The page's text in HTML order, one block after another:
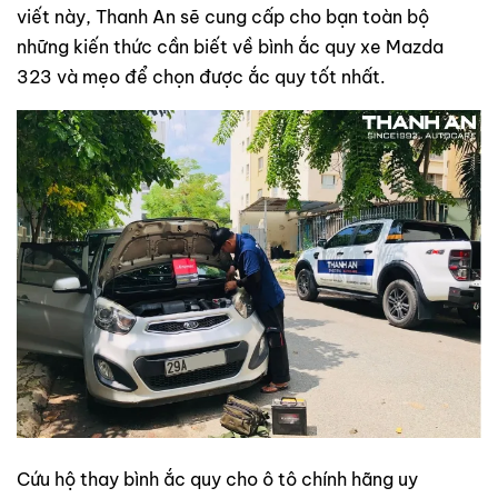
viết này, Thanh An sẽ cung cấp cho bạn toàn bộ
những kiến thức cần biết về bình ắc quy xe Mazda
323 và mẹo để chọn được ắc quy tốt nhất.
Cứu hộ thay bình ắc quy cho ô tô chính hãng uy